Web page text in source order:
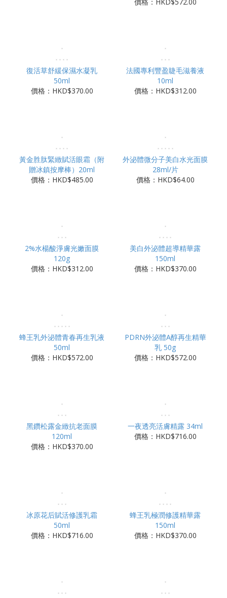
復活草舒緩保濕水凝乳
50ml
價格：HKD$370.00
法國專利豐盈睫毛滋養液
10ml
價格：HKD$312.00
黃金胜肽緊緻賦活眼霜（附
贈冰鎮按摩棒）20ml
價格：HKD$485.00
外泌體微分子美白水光面膜
28ml/片
價格：HKD$64.00
2%水楊酸淨膚光嫩面膜
120g
價格：HKD$312.00
美白外泌體超導精華露
150ml
價格：HKD$370.00
蜂王乳外泌體青春再生乳液
50ml
價格：HKD$572.00
PDRN外泌體A醇再生精華
乳 50g
價格：HKD$572.00
黑鑽松露金緻抗老面膜
120ml
價格：HKD$370.00
一夜透亮活膚精露 34ml
價格：HKD$716.00
冰原花后賦活修護乳霜
50ml
價格：HKD$716.00
蜂王乳極潤修護精華露
150ml
價格：HKD$370.00